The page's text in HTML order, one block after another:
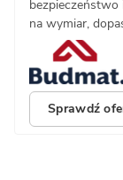
na wymiar,
Sprawdź